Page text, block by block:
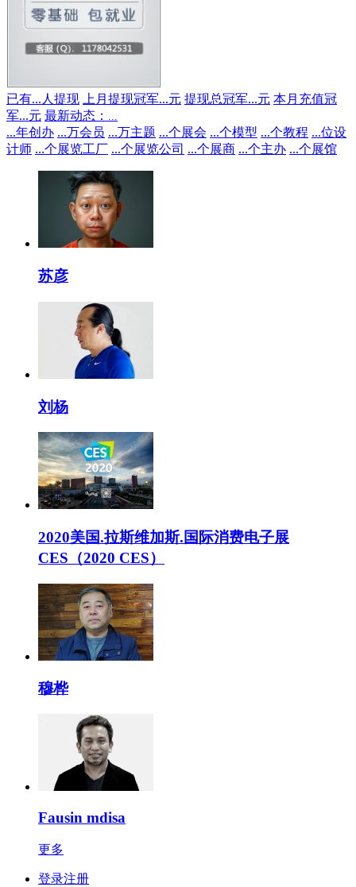
已有...人提现 上月提现冠军...元 提现总冠军...元 本月充值冠
军...元 最新动态： ...
...年创办 ...万会员 ...万主题 ...个展会 ...个模型 ...个教程 ...位设
计师 ...个展览工厂 ...个展览公司 ...个展商 ...个主办 ...个展馆
苏彦
刘杨
2020美国.拉斯维加斯.国际消费电子展
CES（2020 CES）
穆桦
Fausin mdisa
更多
登录注册